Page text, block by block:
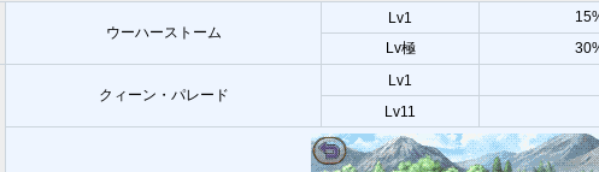
ウーハーストーム
Lv1
Lv極
クィーン・パレード
Lv1
Lv11